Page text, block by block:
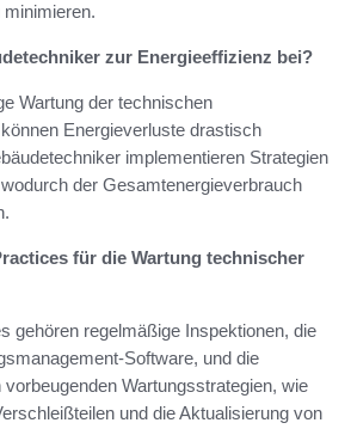
zur Energieeffizienz bei?
Wartung der technischen
Energieverluste drastisch
implementieren Strategien
der Gesamtenergieverbrauch
für die Wartung technischer
gehören regelmäßige Inspektionen, die
Software, und die
Wartungsstrategien, wie
und die Aktualisierung von